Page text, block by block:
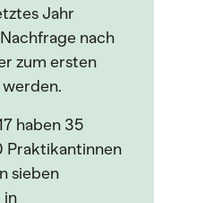
Jahr
nach
zum ersten
haben 35
Praktikantinnen
sieben
in